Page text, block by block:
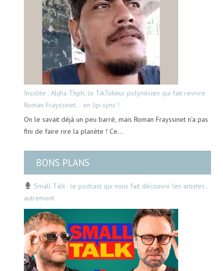
Insolite : Alijha Thph, le TikTokeur polynésien qui fait revivre
Roman Frayssinet… en lip-sync !
On le savait déjà un peu barré, mais Roman Frayssinet n’a pas
fini de faire rire la planète ! Ce…
BONS PLANS
Small Talk : le podcast qui nous fait découvrir les artistes…
autrement